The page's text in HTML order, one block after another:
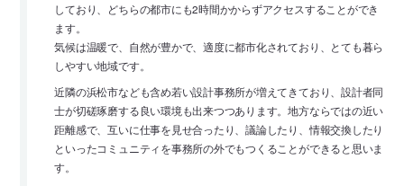
しており、どちらの都市にも2時間かからずアクセスすることができ
ます。
気候は温暖で、自然が豊かで、適度に都市化されており、とても暮ら
しやすい地域です。
近隣の浜松市なども含め若い設計事務所が増えてきており、設計者同
士が切磋琢磨する良い環境も出来つつあります。地方ならではの近い
距離感で、互いに仕事を見せ合ったり、議論したり、情報交換したり
といったコミュニティを事務所の外でもつくることができると思いま
す。